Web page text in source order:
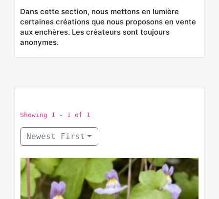
Dans cette section, nous mettons en lumière
certaines créations que nous proposons en vente
aux enchères. Les créateurs sont toujours
anonymes.
Showing 1 - 1 of 1
Newest First